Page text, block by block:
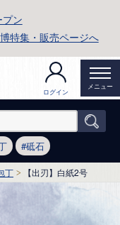
ン
特集・販売ページへ
ログイン
メニュー
砥石
丁 【出刃】白紙2号